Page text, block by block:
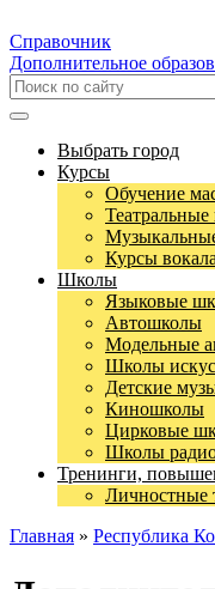
Справочник
Дополнительное
Выбрать город
Курсы
Обучение
Курсы вокала
Школы
Языковые
Автошколы
Модельные
Школы
Детские
Киношколы
Цирковые
Школы
Тренинги,
Личностные
Главная » Республика